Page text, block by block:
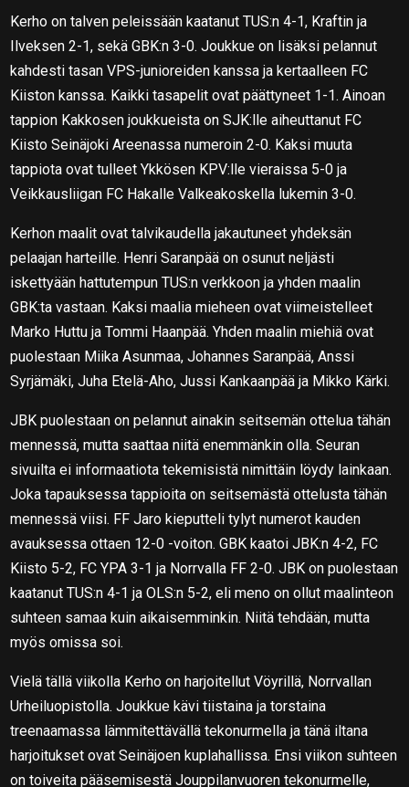
Kerho on talven peleissään kaatanut TUS:n 4-1, Kraftin ja
Ilveksen 2-1, sekä GBK:n 3-0. Joukkue on lisäksi pelannut
kahdesti tasan VPS-junioreiden kanssa ja kertaalleen FC
Kiiston kanssa. Kaikki tasapelit ovat päättyneet 1-1. Ainoan
tappion Kakkosen joukkueista on SJK:lle aiheuttanut FC
Kiisto Seinäjoki Areenassa numeroin 2-0. Kaksi muuta
tappiota ovat tulleet Ykkösen KPV:lle vieraissa 5-0 ja
Veikkausliigan FC Hakalle Valkeakoskella lukemin 3-0.
Kerhon maalit ovat talvikaudella jakautuneet yhdeksän
pelaajan harteille. Henri Saranpää on osunut neljästi
iskettyään hattutempun TUS:n verkkoon ja yhden maalin
GBK:ta vastaan. Kaksi maalia mieheen ovat viimeistelleet
Marko Huttu ja Tommi Haanpää. Yhden maalin miehiä ovat
puolestaan Miika Asunmaa, Johannes Saranpää, Anssi
Syrjämäki, Juha Etelä-Aho, Jussi Kankaanpää ja Mikko Kärki.
JBK puolestaan on pelannut ainakin seitsemän ottelua tähän
mennessä, mutta saattaa niitä enemmänkin olla. Seuran
sivuilta ei informaatiota tekemisistä nimittäin löydy lainkaan.
Joka tapauksessa tappioita on seitsemästä ottelusta tähän
mennessä viisi. FF Jaro kieputteli tylyt numerot kauden
avauksessa ottaen 12-0 -voiton. GBK kaatoi JBK:n 4-2, FC
Kiisto 5-2, FC YPA 3-1 ja Norrvalla FF 2-0. JBK on puolestaan
kaatanut TUS:n 4-1 ja OLS:n 5-2, eli meno on ollut maalinteon
suhteen samaa kuin aikaisemminkin. Niitä tehdään, mutta
myös omissa soi.
Vielä tällä viikolla Kerho on harjoitellut Vöyrillä, Norrvallan
Urheiluopistolla. Joukkue kävi tiistaina ja torstaina
treenaamassa lämmitettävällä tekonurmella ja tänä iltana
harjoitukset ovat Seinäjoen kuplahallissa. Ensi viikon suhteen
on toiveita pääsemisestä Jouppilanvuoren tekonurmelle,